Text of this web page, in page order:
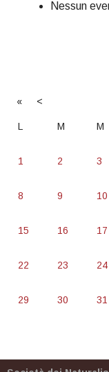
Nessun
« <
L M M
1 2 3
8 9 10
15 16 17
22 23 24
29 30 31